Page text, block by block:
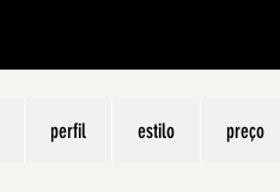
perfil estilo preço